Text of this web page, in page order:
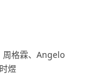
周格霖、Angelo
煜